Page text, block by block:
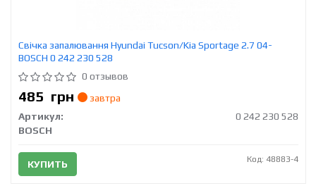
Свічка запалювання Hyundai Tucson/Kia Sportage 2.7 04-
BOSCH 0 242 230 528
0 отзывов
485 грн
завтра
Артикул:
0 242 230 528
BOSCH
КУПИТЬ Код: 48883-4